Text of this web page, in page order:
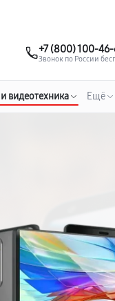
+7 (800) 100-
Звонок по России
видеотехника Ещё